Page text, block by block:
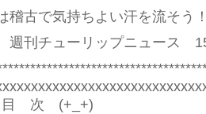
稽古で気持ちよい汗を流そう
刊チューリップニュース
次 (+_+)